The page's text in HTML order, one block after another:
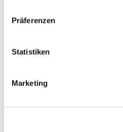
Präferenzen
Statistiken
Marketing